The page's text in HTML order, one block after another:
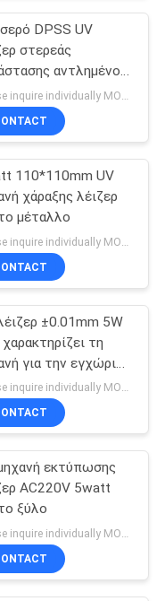
DPSS UV
στερεάς
αντλημένο
5Watt νερού
110*110mm UV
χάραξης λέιζερ
μέταλλο
±0.01mm 5W
τη
για την εγχώρια
Please inquire individually MOQ:1
εκτύπωσης
AC220V 5watt
ξύλο
Please inquire individually MOQ:1